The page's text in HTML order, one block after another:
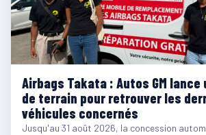
Airbags Takata : Autos GM
de terrain pour retrouver les
véhicules concernés
Jusqu'au 31 août 2026, la concession